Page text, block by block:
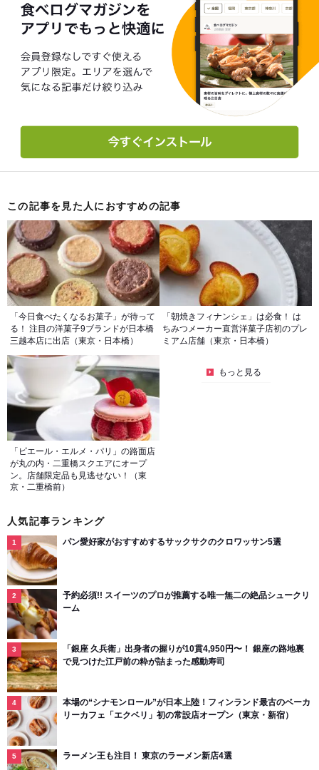
この記事を見た人におすすめの記事
「今日食べたくなるお菓子」が待って
る！ 注目の洋菓子9ブランドが日本橋
三越本店に出店（東京・日本橋）
「朝焼きフィナンシェ」は必食！ は
ちみつメーカー直営洋菓子店初のプレ
ミアム店舗（東京・日本橋）
「ピエール・エルメ・パリ」の路面店
が丸の内・二重橋スクエアにオープ
ン。店舗限定品も見逃せない！（東
京・二重橋前）
もっと見る
人気記事ランキング
パン愛好家がおすすめするサックサクのクロワッサン5選
予約必須!! スイーツのプロが推薦する唯一無二の絶品シュークリ
ーム
「銀座 久兵衛」出身者の握りが10貫4,950円〜！ 銀座の路地裏
で見つけた江戸前の粋が詰まった感動寿司
本場の“シナモンロール”が日本上陸！フィンランド最古のベーカ
リーカフェ「エクベリ」初の常設店オープン（東京・新宿）
ラーメン王も注目！ 東京のラーメン新店4選